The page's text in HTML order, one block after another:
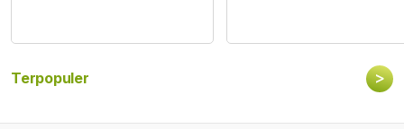
Terpopuler >